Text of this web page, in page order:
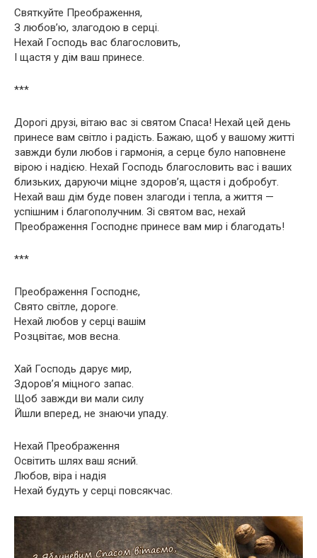
Святкуйте Преображення,
З любов’ю, злагодою в серці.
Нехай Господь вас благословить,
І щастя у дім ваш принесе.
***
Дорогі друзі, вітаю вас зі святом Спаса! Нехай цей день
принесе вам світло і радість. Бажаю, щоб у вашому житті
завжди були любов і гармонія, а серце було наповнене
вірою і надією. Нехай Господь благословить вас і ваших
близьких, даруючи міцне здоров’я, щастя і добробут.
Нехай ваш дім буде повен злагоди і тепла, а життя —
успішним і благополучним. Зі святом вас, нехай
Преображення Господнє принесе вам мир і благодать!
***
Преображення Господнє,
Свято світле, дороге.
Нехай любов у серці вашім
Розцвітає, мов весна.
Хай Господь дарує мир,
Здоров’я міцного запас.
Щоб завжди ви мали силу
Йшли вперед, не знаючи упаду.
Нехай Преображення
Освітить шлях ваш ясний.
Любов, віра і надія
Нехай будуть у серці повсякчас.